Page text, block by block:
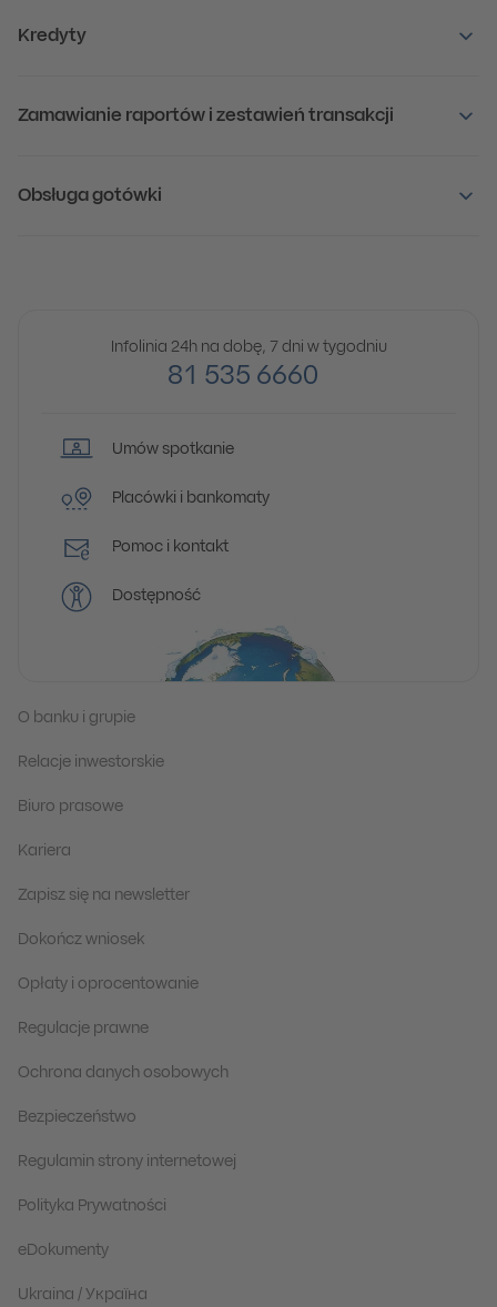
Kredyty
Zamawianie raportów i zestawień transakcji
Obsługa gotówki
Infolinia 24h na dobę, 7 dni w tygodniu
81 535 6660
Umów spotkanie
Placówki i bankomaty
Pomoc i kontakt
Dostępność
O banku i grupie
Relacje inwestorskie
Biuro prasowe
Kariera
Zapisz się na newsletter
Dokończ wniosek
Opłaty i oprocentowanie
Regulacje prawne
Ochrona danych osobowych
Bezpieczeństwo
Regulamin strony internetowej
Polityka Prywatności
eDokumenty
Ukraina / Україна